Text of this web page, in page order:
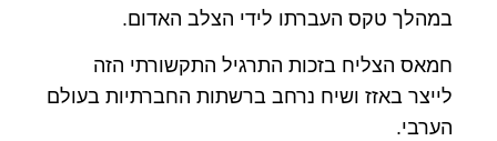
במהלך טקס העברתו לידי הצלב האדום.
חמאס הצליח בזכות התרגיל התקשורתי הזה
לייצר באזז ושיח נרחב ברשתות החברתיות בעולם
הערבי.